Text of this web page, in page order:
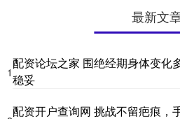
最新文
1
配资论坛之家 围绝经期身体变化
稳妥
配资开户查询网 挑战不留疤痕，